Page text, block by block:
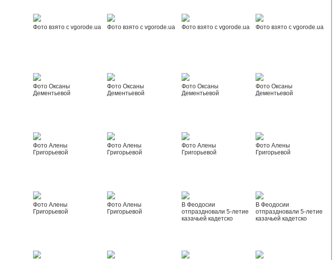
Фото взято с vgorode.ua Фото взято с vgorode.ua Фото взято с vgorode.ua Фото взято с vgorode.ua
Фото Оксаны
Дементьевой
Фото Оксаны
Дементьевой
Фото Оксаны
Дементьевой
Фото Оксаны
Дементьевой
Фото Алены
Григорьевой
Фото Алены
Григорьевой
Фото Алены
Григорьевой
Фото Алены
Григорьевой
Фото Алены
Григорьевой
Фото Алены
Григорьевой
В Феодосии
отпраздновали 5-летие
казачьей кадетско
В Феодосии
отпраздновали 5-летие
казачьей кадетско